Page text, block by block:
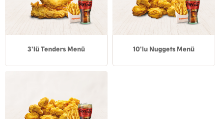
3'lü Tenders Menü 10'lu Nuggets Menü